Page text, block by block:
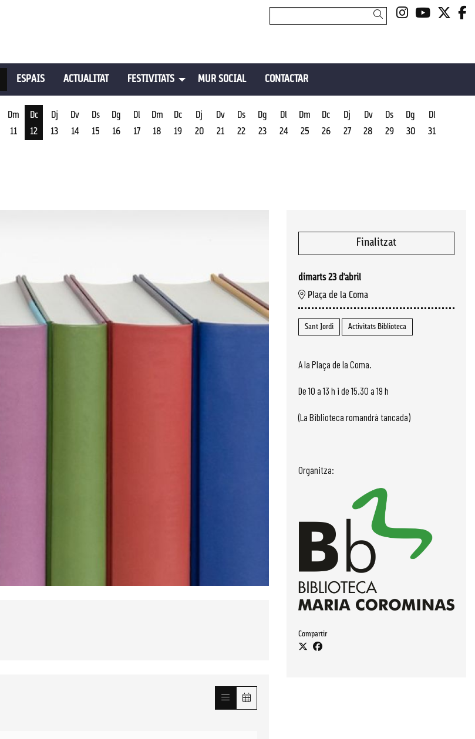
Link aLink a
Cercar
ESPAIS ACTUALITAT FESTIVITATS MUR SOCIAL CONTACTAR
Dm
11
Dc
12
Dj
13
Dv
14
Ds
15
Dg
16
Dl
17
Dm
18
Dc
19
Dj
20
Dv
21
Ds
22
Dg
23
Dl
24
Dm
25
Dc
26
Dj
27
Dv
28
Ds
29
Dg
30
Dl
31
Finalitzat
dimarts 23 d’abril
Plaça de la Coma
Sant Jordi Activitats Biblioteca
A la Plaça de la Coma.
De 10 a 13 h i de 15.30 a 19 h
(La Biblioteca romandrà tancada)
Organitza:
Compartir